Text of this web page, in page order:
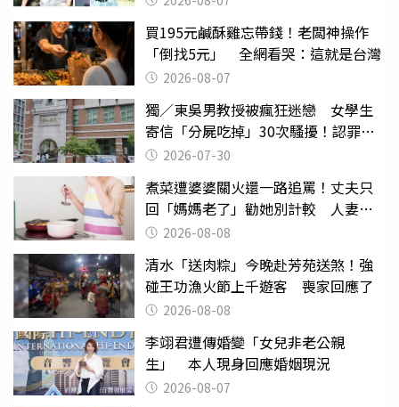
買195元鹹酥雞忘帶錢！老闆神操作
「倒找5元」 全網看哭：這就是台灣
2026-08-07
獨／東吳男教授被瘋狂迷戀 女學生
寄信「分屍吃掉」30次騷擾！認罪免
關 2026-07-30
煮菜遭婆婆關火還一路追罵！丈夫只
回「媽媽老了」勸她別計較 人妻超
崩潰：我像台傭
2026-08-08
清水「送肉粽」今晚赴芳苑送煞！強
碰王功漁火節上千遊客 喪家回應了
2026-08-08
李翊君遭傳婚變「女兒非老公親
生」 本人現身回應婚姻現況
2026-08-07